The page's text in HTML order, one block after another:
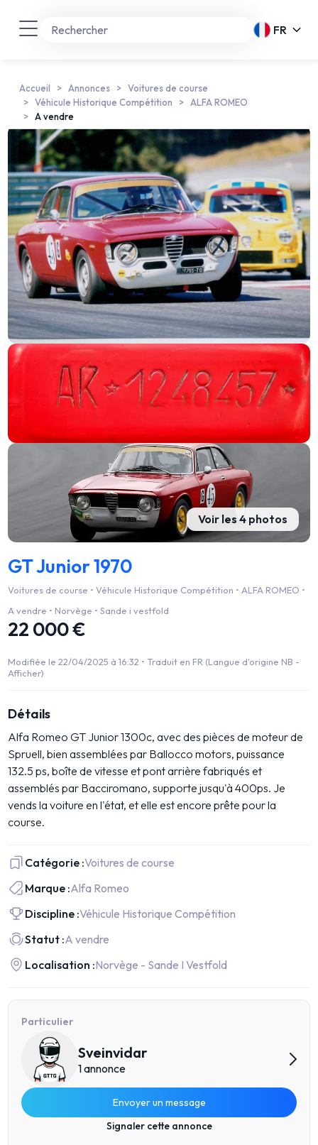
FR
Accueil Annonces
Voitures de course
Véhicule Historique Compétition
ALFA ROMEO
A vendre
Voir les 4 photos
GT Junior 1970
Voitures de course • Véhicule Historique Compétition • ALFA ROMEO •
A vendre • Norvège • Sande i vestfold
22 000 €
Modifiée le 22/04/2025 à 16:32 •Traduit en FR (Langue d'origine NB -
Afficher)
Détails
Alfa Romeo GT Junior 1300c, avec des pièces de moteur de
Spruell, bien assemblées par Ballocco motors, puissance
132.5 ps, boîte de vitesse et pont arrière fabriqués et
assemblés par Bacciromano, supporte jusqu'à 400ps. Je
vends la voiture en l'état, et elle est encore prête pour la
course.
Catégorie :Voitures de course
Marque :Alfa Romeo
Discipline :Véhicule Historique Compétition
Statut :A vendre
Localisation :Norvège - Sande I Vestfold
Particulier
Sveinvidar
1 annonce
Envoyer un message
Signaler cette annonce